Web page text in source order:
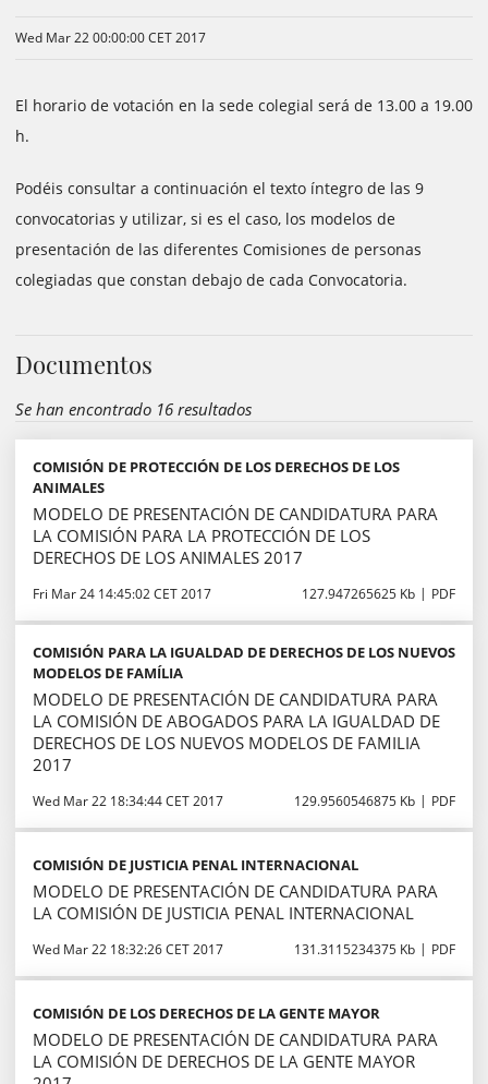
Wed Mar 22 00:00:00 CET 2017
El horario de votación en la sede colegial será de 13.00 a 19.00
h.
Podéis consultar a continuación el texto íntegro de las 9
convocatorias y utilizar, si es el caso, los modelos de
presentación de las diferentes Comisiones de personas
colegiadas que constan debajo de cada Convocatoria.
Documentos
Se han encontrado 16 resultados
COMISIÓN DE PROTECCIÓN DE LOS DERECHOS DE LOS
ANIMALES
MODELO DE PRESENTACIÓN DE CANDIDATURA PARA
LA COMISIÓN PARA LA PROTECCIÓN DE LOS
DERECHOS DE LOS ANIMALES 2017
Fri Mar 24 14:45:02 CET 2017 127.947265625 Kb PDF
COMISIÓN PARA LA IGUALDAD DE DERECHOS DE LOS NUEVOS
MODELOS DE FAMÍLIA
MODELO DE PRESENTACIÓN DE CANDIDATURA PARA
LA COMISIÓN DE ABOGADOS PARA LA IGUALDAD DE
DERECHOS DE LOS NUEVOS MODELOS DE FAMILIA
2017
Wed Mar 22 18:34:44 CET 2017 129.9560546875 Kb PDF
COMISIÓN DE JUSTICIA PENAL INTERNACIONAL
MODELO DE PRESENTACIÓN DE CANDIDATURA PARA
LA COMISIÓN DE JUSTICIA PENAL INTERNACIONAL
Wed Mar 22 18:32:26 CET 2017 131.3115234375 Kb PDF
COMISIÓN DE LOS DERECHOS DE LA GENTE MAYOR
MODELO DE PRESENTACIÓN DE CANDIDATURA PARA
LA COMISIÓN DE DERECHOS DE LA GENTE MAYOR